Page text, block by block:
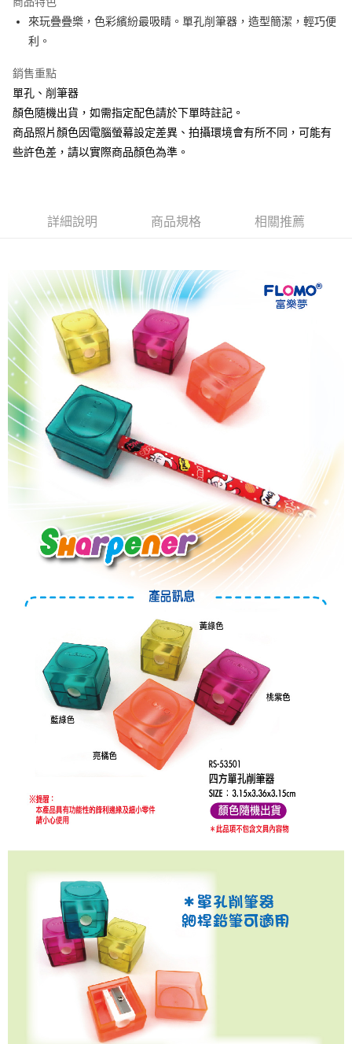
Apple Pay
街口支付
悠遊付
AFTEE先享後付
相關說明
AFTEE先享後付是「在收到商品之後才付款」的支付方式。 讓您購物簡單
３．安心：先確認商品／服務後，再付款。
結帳頁面，進行簡訊認證並確認金額後，即可完成結帳。
２．訂單成立數日內，您將收到繳費通知簡訊。
３．收到繳費通知簡訊後14天內，點擊此簡訊中的連結，可透過四大超商／
ATM／網路銀行／等多元方式進行付款，方視為交易完成。
※ 請注意：結帳手續完成當下不需立刻繳費，但若您需要取消訂單，請聯絡
購買商品的店家。未經商家同意取消之訂單仍視為有效，需透過AFTEE先享
後付繳納相關費用。
※ 交易是否成功請以「AFTEE先享後付 」之結帳頁面顯示為準，若有關於
是否繳費成功／繳費後需取消欲退款等相關疑問，請聯繫「AFTEE先享後付
客戶支援中心」https://netprotections.freshdesk.com/support/home
【注意事項】
１．透過由恩沛科技股份有限公司提供之「AFTEE先享後付」服務完成之交
易，需依本服務之必要範圍內提供個人資料，並將交易相關給付款項請求債
權轉讓予恩沛科技股份有限公司。
２．關於個人資料處理事宜，請瀏覽以下網址：
３．未成年的使用者請事先徵得法定代理人或監護人之同意方可使用
「AFTEE先享後付」，若未經同意申辦者引起之損失，本公司不負相關責
４．使用「AFTEE先享後付」時，將依據個別帳號之用戶狀況，依本公司即
時審查核予不同之上限額度；若仍有額度不足之情形，本公司將視審查結果
５．嚴禁一人註冊多個帳號或使用他人資訊註冊。若發現惡意使用之情形，
恩沛科技股份有限公司將有權停止該用戶之使用額度並採取法律行動。
ATM付款
全家取貨付款
7-11取貨付款
每筆NT$80，滿NT$666(含以上)免運費
宅配
每筆NT$80，滿NT$666(含以上)免運費
離島宅配
每筆NT$280
來玩疊疊樂，色彩繽紛最吸睛。單孔削筆器，造型簡潔，輕巧便
利。
銷售重點
單孔、削筆器
顏色隨機出貨，如需指定配色請於下單時註記。
商品照片顏色因電腦螢幕設定差異、拍攝環境會有所不同，可能有
些許色差，請以實際商品顏色為準。
詳細說明 商品規格 相關推薦